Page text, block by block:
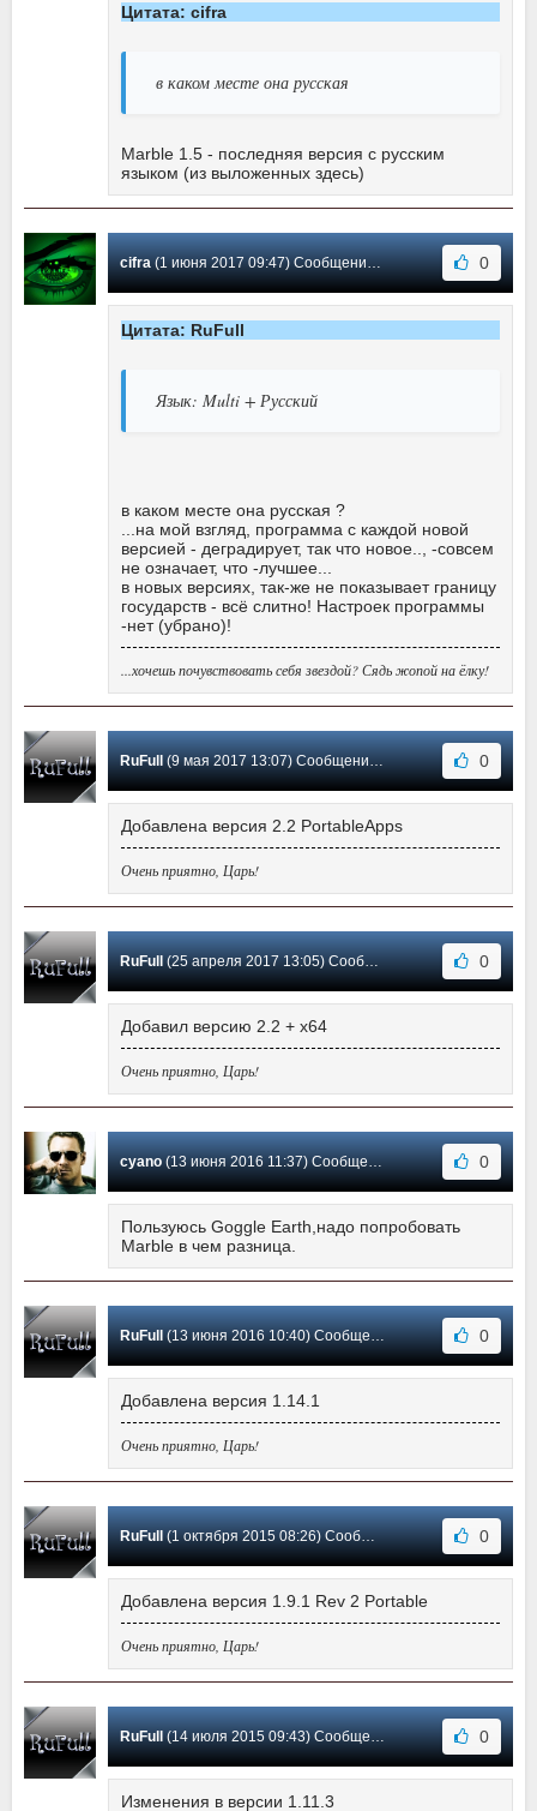
Цитата: cifra
в каком месте она русская
Marble 1.5 - последняя версия с русским
языком (из выложенных здесь)
cifra(1 июня 2017 09:47) Сообщение #26 0
Цитата: RuFull
Язык: Multi + Русский
в каком месте она русская ?
...на мой взгляд, программа с каждой новой
версией - деградирует, так что новое.., -совсем
не означает, что -лучшее...
в новых версиях, так-же не показывает границу
государств - всё слитно! Настроек программы
-нет (убрано)!
...хочешь почувствовать себя звездой? Сядь жопой на ёлку!
RuFull(9 мая 2017 13:07) Сообщение #25 0
Добавлена версия 2.2 PortableApps
Очень приятно, Царь!
RuFull(25 апреля 2017 13:05) Сообщение #24 0
Добавил версию 2.2 + x64
Очень приятно, Царь!
cyano(13 июня 2016 11:37) Сообщение #23 0
Пользуюсь Goggle Earth,надо попробовать
Marble в чем разница.
RuFull(13 июня 2016 10:40) Сообщение #22 0
Добавлена версия 1.14.1
Очень приятно, Царь!
RuFull(1 октября 2015 08:26) Сообщение #21 0
Добавлена версия 1.9.1 Rev 2 Portable
Очень приятно, Царь!
RuFull(14 июля 2015 09:43) Сообщение #20 0
Изменения в версии 1.11.3